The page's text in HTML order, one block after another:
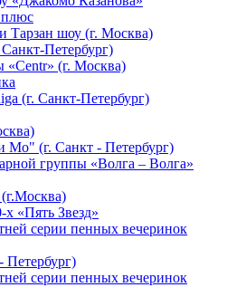
плюс
Тарзан шоу (г. Москва)
Петербург)
«Centr» (г. Москва)
(г. Санкт-Петербург)
Мо" (г. Санкт - Петербург)
группы «Волга – Волга»
х «Пять Звезд»
серии пенных вечеринок
Петербург)
серии пенных вечеринок